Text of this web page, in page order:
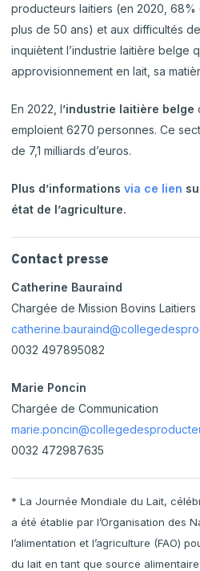
producteurs laitiers (en 2020,
plus de 50 ans) et aux difficultés
inquiètent l’industrie laitière belge
approvisionnement en lait, sa
En 2022, l’industrie laitière belge
emploient 6270 personnes. Ce
de 7,1 milliards d’euros.
Plus d’informations via ce lien
état de l’agriculture.
Contact presse
Catherine Bauraind
Chargée de Mission Bovins Laitiers
0032 497895082
Marie Poncin
Chargée de Communication
0032 472987635
* La Journée Mondiale du Lait,
a été établie par l’Organisation des
l’alimentation et l’agriculture (FAO)
du lait en tant que source